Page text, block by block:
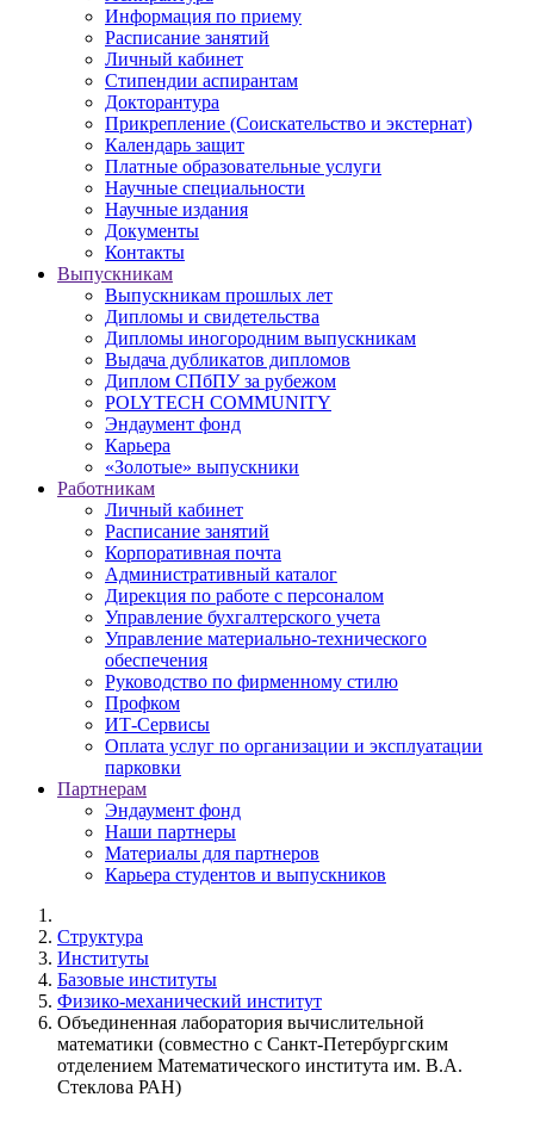
Информация по приему
Расписание занятий
Личный кабинет
Стипендии аспирантам
Докторантура
Прикрепление (Соискательство и экстернат)
Календарь защит
Платные образовательные услуги
Научные специальности
Научные издания
Документы
Контакты
Выпускникам
Выпускникам прошлых лет
Дипломы и свидетельства
Дипломы иногородним выпускникам
Выдача дубликатов дипломов
Диплом СПбПУ за рубежом
POLYTECH COMMUNITY
Эндаумент фонд
Карьера
«Золотые» выпускники
Работникам
Личный кабинет
Расписание занятий
Корпоративная почта
Административный каталог
Дирекция по работе с персоналом
Управление бухгалтерского учета
Управление материально-технического
обеспечения
Руководство по фирменному стилю
Профком
ИТ-Сервисы
Оплата услуг по организации и эксплуатации
парковки
Партнерам
Эндаумент фонд
Наши партнеры
Материалы для партнеров
Карьера студентов и выпускников
Структура
Институты
Базовые институты
Физико-механический институт
Объединенная лаборатория вычислительной
математики (совместно с Санкт-Петербургским
отделением Математического института им. В.А.
Стеклова РАН)